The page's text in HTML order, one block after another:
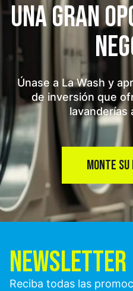
UNA GRAN
Únase a La Wash y
de inversión que
lavanderías
MONTE SU
NEWSLETTER
Reciba todas las